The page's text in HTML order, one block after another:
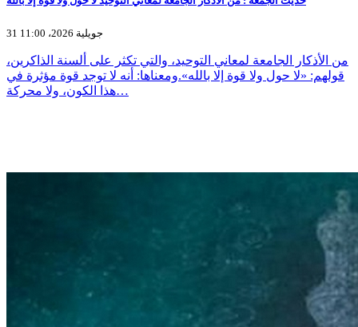
31 جويلية 2026، 11:00
من الأذكار الجامعة لمعاني التوحيد، والتي تكثر على ألسنة الذاكرين،
قولهم: «لا حول ولا قوة إلا بالله».ومعناها: أنه لا توجد قوة مؤثرة في
هذا الكون، ولا محركة…